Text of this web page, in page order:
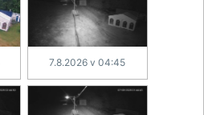
7.8.2026 v 04:45